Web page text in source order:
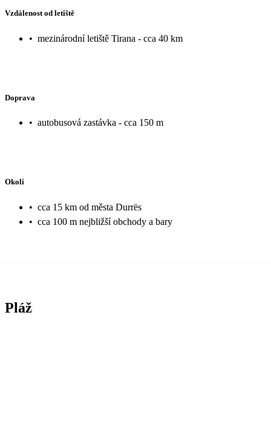
Vzdálenost od letiště
• mezinárodní letiště Tirana - cca 40 km
Doprava
• autobusová zastávka - cca 150 m
Okolí
• cca 15 km od města Durrës
• cca 100 m nejbližší obchody a bary
Pláž